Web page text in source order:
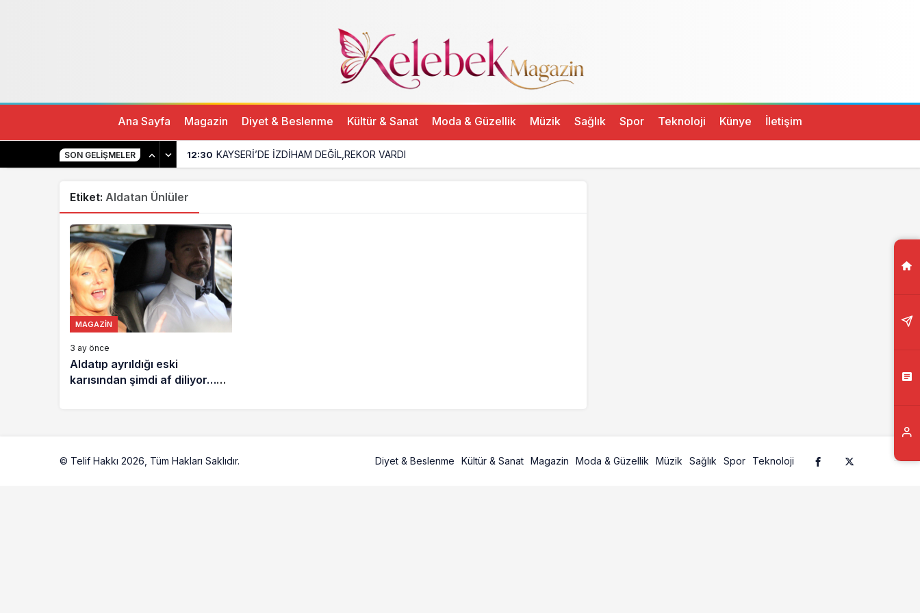
Ana Sayfa Magazin Diyet & Beslenme Kültür & Sanat Moda & Güzellik Müzik Sağlık Spor Teknoloji Künye İletişim
SON GELIŞMELER 12:30 KAYSERİ’DE İZDİHAM DEĞİL,REKOR VARDI
Etiket: Aldatan Ünlüler
MAGAZIN
3 ay önce
Aldatıp ayrıldığı eski
karısından şimdi af diliyor…
© Telif Hakkı 2026, Tüm Hakları Saklıdır. Diyet & Beslenme Kültür & Sanat Magazin Moda & Güzellik Müzik Sağlık Spor Teknoloji